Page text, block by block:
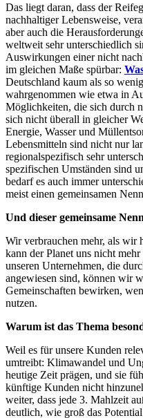
Das liegt daran, dass der
nachhaltiger Lebensweise,
aber auch die
weltweit sehr unterschiedlich
Auswirkungen einer nicht
im gleichen Maße spürbar:
Deutschland kaum als so
wahrgenommen wie etwa in
Möglichkeiten, die sich durch
sich nicht überall in gleicher
Energie, Wasser und
Lebensmitteln sind nicht nur
regionalspezifisch sehr
spezifischen Umständen sind
bedarf es auch immer
meist einen gemeinsamen
Und dieser gemeinsame
Wir verbrauchen mehr, als wir
kann der Planet uns nicht
unseren Unternehmen, die
angewiesen sind, können wir
Gemeinschaften bewirken,
nutzen.
Warum ist das Thema
Weil es für unsere Kunden
umtreibt: Klimawandel und
heutige Zeit prägen, und sie
künftige Kunden nicht
weiter, dass jede 3. Mahlzeit
deutlich, wie groß das